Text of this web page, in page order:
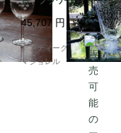
25mm 6787
45,707 円
アンティークギャラリー
マジョレル